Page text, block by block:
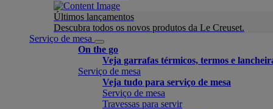
Últimos lançamentos
Descubra todos os novos produtos da Le Creuset.
Serviço de mesa
On the go
Veja garrafas térmicos, termos e
Serviço de mesa
Veja tudo para serviço de mesa
Serviço de mesa
Travessas para servir